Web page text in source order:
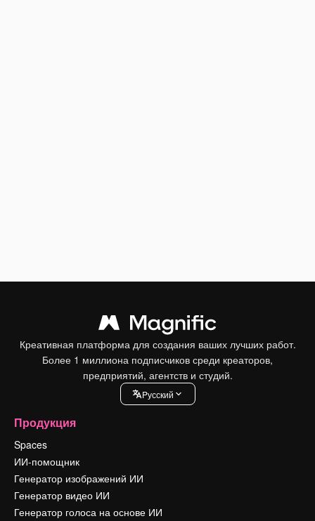
Креативная платформа для создания ваших лучших работ.
Более 1 миллиона подписчиков среди креаторов,
предприятий, агентств и студий.
Pусский
Продукция
Spaces
ИИ-помощник
Генератор изображений ИИ
Генератор видео ИИ
Генератор голоса на основе ИИ